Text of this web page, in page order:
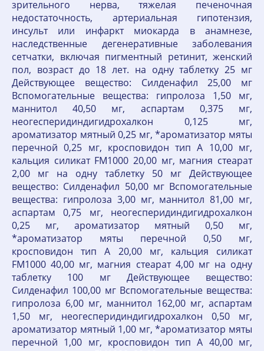
зрительного нерва, тяжелая печеночная
недостаточность, артериальная гипотензия,
инсульт или инфаркт миокарда в анамнезе,
наследственные дегенеративные заболевания
сетчатки, включая пигментный ретинит, женский
пол, возраст до 18 лет. на одну таблетку 25 мг
Действующее вещество: Силденафил 25,00 мг
Вспомогательные вещества: гипролоза 1,50 мг,
маннитол 40,50 мг, аспартам 0,375 мг,
неогесперидиндигидрохалкон 0,125 мг,
ароматизатор мятный 0,25 мг, *ароматизатор мяты
перечной 0,25 мг, кросповидон тип А 10,00 мг,
кальция силикат FM1000 20,00 мг, магния стеарат
2,00 мг на одну таблетку 50 мг Действующее
вещество: Силденафил 50,00 мг Вспомогательные
вещества: гипролоза 3,00 мг, маннитол 81,00 мг,
аспартам 0,75 мг, неогесперидиндигидрохалкон
0,25 мг, ароматизатор мятный 0,50 мг,
*ароматизатор мяты перечной 0,50 мг,
кросповидон тип А 20,00 мг, кальция силикат
FM1000 40,00 мг, магния стеарат 4,00 мг на одну
таблетку 100 мг Действующее вещество:
Силденафил 100,00 мг Вспомогательные вещества:
гипролоза 6,00 мг, маннитол 162,00 мг, аспартам
1,50 мг, неогесперидиндигидрохалкон 0,50 мг,
ароматизатор мятный 1,00 мг, *ароматизатор мяты
перечной 1,00 мг, кросповидон тип А 40,00 мг,